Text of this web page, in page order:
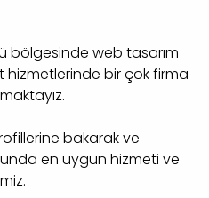
bölgesinde web tasarım
hizmetlerinde bir çok firma
bakarak ve
en uygun hizmeti ve